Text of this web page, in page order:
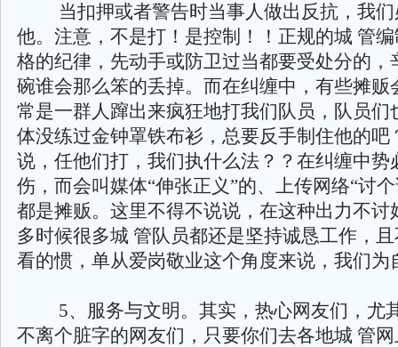
当扣押或者警告时当事人做出反抗，我们
他。注意，不是打！是控制！！正规的城 管
格的纪律，先动手或防卫过当都要受处分的，
碗谁会那么笨的丢掉。而在纠缠中，有些摊贩
常是一群人蹿出来疯狂地打我们队员，队员们
体没练过金钟罩铁布衫，总要反手制住他的吧
说，任他们打，我们执什么法？？在纠缠中势
伤，而会叫媒体“伸张正义”的、上传网络“讨
都是摊贩。这里不得不说说，在这种出力不讨
多时候很多城 管队员都还是坚持诚恳工作，
看的惯，单从爱岗敬业这个角度来说，我们为
5、服务与文明。其实，热心网友们，尤
不离个脏字的网友们，只要你们去各地城 管